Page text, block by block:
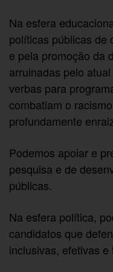
Na esfera
políticas públicas de
e pela promoção da
arruinadas pelo
verbas para
combatiam o
profundamente
Podemos apoiar e
pesquisa e de
públicas.
Na esfera política,
candidatos que
inclusivas, efetivas